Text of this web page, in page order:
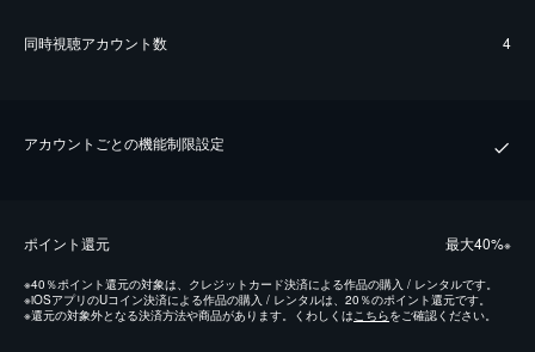
同時視聴アカウント数 4
アカウントごとの機能制限設定
ポイント還元 最⼤40%※
※40％ポイント還元の対象は、クレジットカード決済による作品の購入 / レンタルです。
※iOSアプリのUコイン決済による作品の購入 / レンタルは、20％のポイント還元です。
※還元の対象外となる決済方法や商品があります。くわしくはこちらをご確認ください。